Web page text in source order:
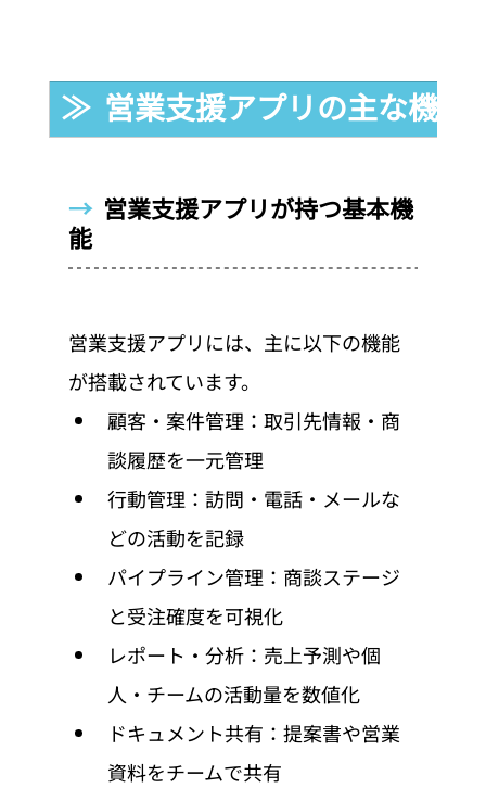
≫  営業支援アプリの主な機能
→ 営業支援アプリが持つ基本機
能
営業支援アプリには、主に以下の機能
が搭載されています。
顧客・案件管理：取引先情報・商
談履歴を一元管理
行動管理：訪問・電話・メールな
どの活動を記録
パイプライン管理：商談ステージ
と受注確度を可視化
レポート・分析：売上予測や個
人・チームの活動量を数値化
ドキュメント共有：提案書や営業
資料をチームで共有